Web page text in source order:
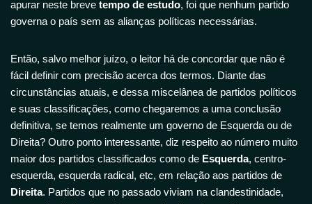
apurar neste breve tempo de estudo, foi que nenhum partido
governa o país sem as alianças políticas necessárias.
Então, salvo melhor juízo, o leitor há de concordar que não é
fácil definir com precisão acerca dos termos. Diante das
circunstâncias atuais, e dessa miscelânea de partidos políticos
e suas classificações, como chegaremos a uma conclusão
definitiva, se temos realmente um governo de Esquerda ou de
Direita? Outro ponto interessante, diz respeito ao número muito
maior dos partidos classificados como de Esquerda, centro-
esquerda, esquerda radical, etc, em relação aos partidos de
Direita. Partidos que no passado viviam na clandestinidade,